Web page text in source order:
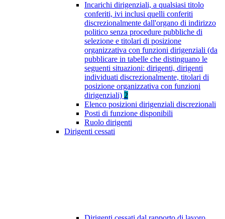
Incarichi dirigenziali, a qualsiasi titolo
conferiti, ivi inclusi quelli conferiti
discrezionalmente dall'organo di indirizzo
politico senza procedure pubbliche di
selezione e titolari di posizione
organizzativa con funzioni dirigenziali (da
pubblicare in tabelle che distinguano le
seguenti situazioni: dirigenti, dirigenti
individuati discrezionalmente, titolari di
posizione organizzativa con funzioni
dirigenziali) 2
Elenco posizioni dirigenziali discrezionali
Posti di funzione disponibili
Ruolo dirigenti
Dirigenti cessati